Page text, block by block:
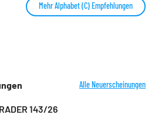
Mehr Alphabet (C) Empfehlungen
Alle Neuerscheinungen
143/26